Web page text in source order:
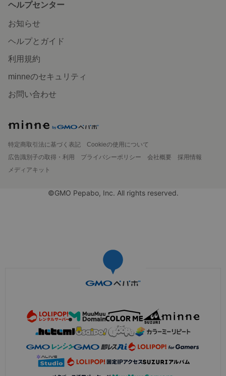
ヘルプセンター
お知らせ
ヘルプとガイド
利用規約
minneのセキュリティ
お問い合わせ
特定商取引法に基づく表記
Cookieの使用について
広告識別子の取得・利用
プライバシーポリシー 会社概要
採用情報
メディアキット
©GMO Pepabo, Inc. All rights reserved.